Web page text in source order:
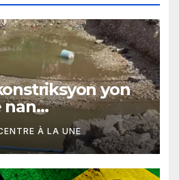
yon
nan
lespri moun
À LA UNE